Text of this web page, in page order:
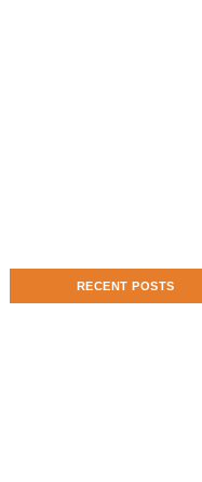
RECENT POSTS